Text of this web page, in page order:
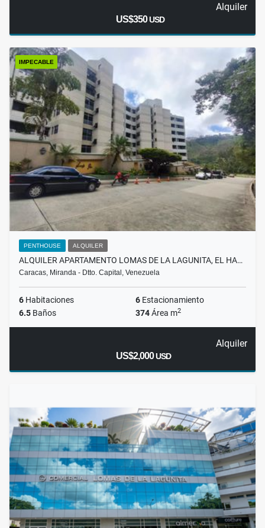
Alquiler
US$350USD
IMPECABLE
PENTHOUSE ALQUILER
ALQUILER APARTAMENTO LOMAS DE LA LAGUNITA, EL HA…
Caracas, Miranda - Dtto. Capital, Venezuela
6 Habitaciones 6 Estacionamiento
6.5 Baños 374Área m2
Alquiler
US$2,000USD